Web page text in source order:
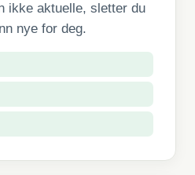
ikke aktuelle, sletter du
nye for deg.